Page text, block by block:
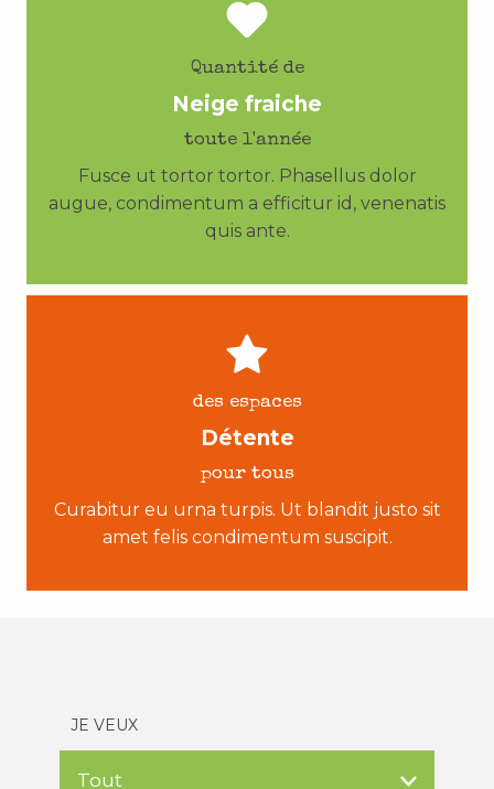
Quantité de
Neige fraiche
toute l'année
Fusce ut tortor tortor. Phasellus dolor
augue, condimentum a efficitur id, venenatis
quis ante.
des espaces
Détente
pour tous
Curabitur eu urna turpis. Ut blandit justo sit
amet felis condimentum suscipit.
JE VEUX